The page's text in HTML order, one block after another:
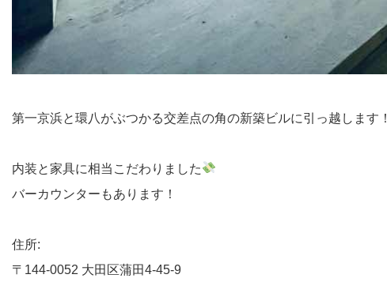
第一京浜と環八がぶつかる交差点の角の新築ビルに引っ越します！
内装と家具に相当こだわりました
バーカウンターもあります！
住所:
〒144-0052 大田区蒲田4-45-9